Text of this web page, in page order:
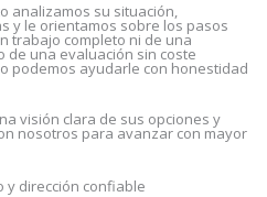
analizamos su situación,
y le orientamos sobre los pasos
trabajo completo ni de una
de una evaluación sin coste
podemos ayudarle con honestidad
visión clara de sus opciones y
nosotros para avanzar con mayor
y dirección confiable